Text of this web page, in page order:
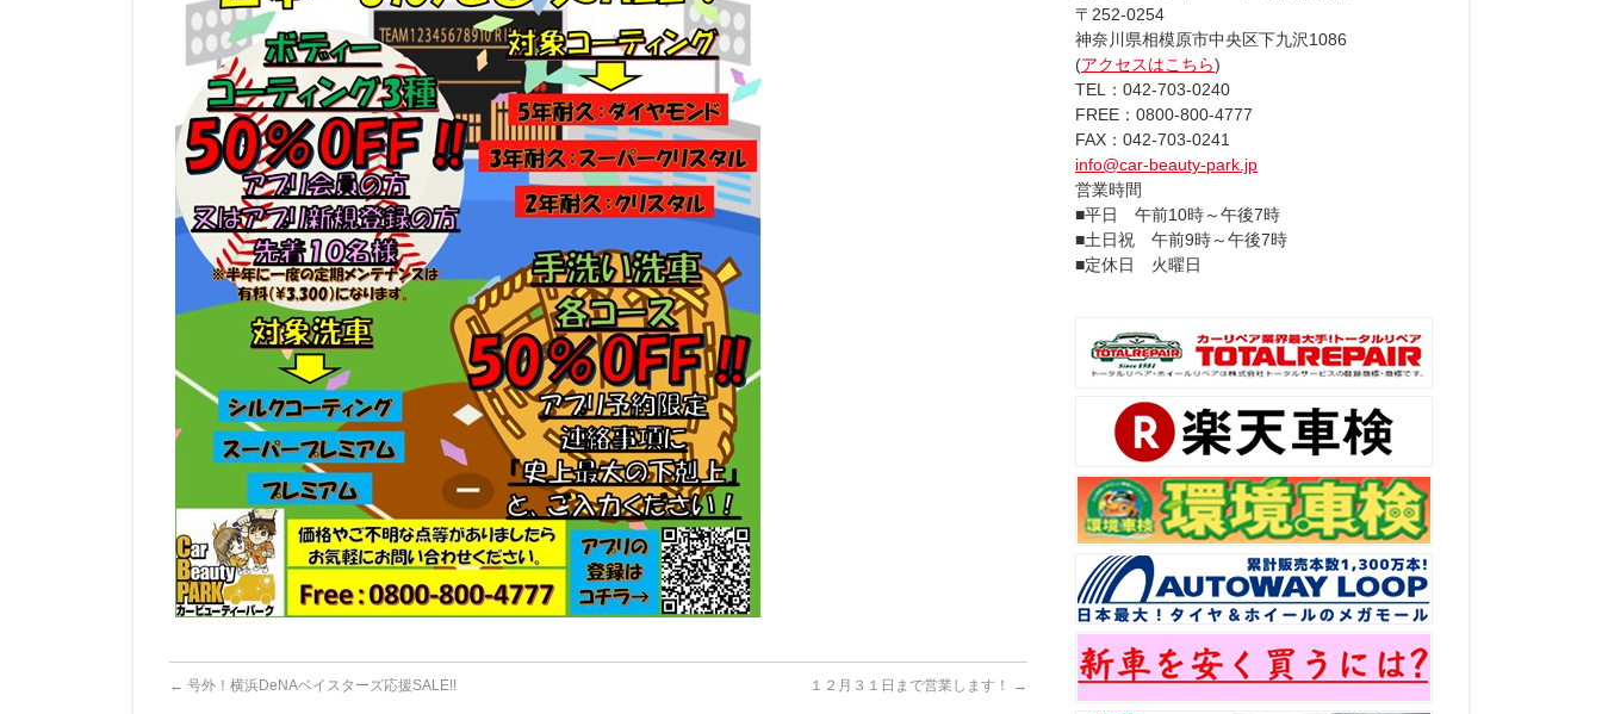
← 号外！横浜DeNAベイスターズ応援SALE!! １２月３１日まで営業します！ →
〒252-0254
神奈川県相模原市中央区下九沢1086
(アクセスはこちら)
TEL：042-703-0240
FREE：0800-800-4777
FAX：042-703-0241
info@car-beauty-park.jp
営業時間
■平日 午前10時～午後7時
■土日祝 午前9時～午後7時
■定休日 火曜日